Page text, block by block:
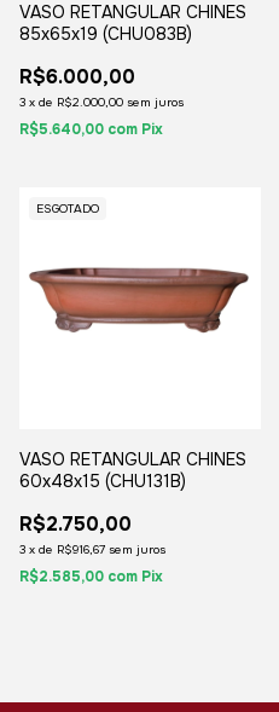
VASO RETANGULAR CHINES
85x65x19 (CHU083B)
R$6.000,00
3 x de R$2.000,00 sem juros
R$5.640,00 com Pix
ESGOTADO
VASO RETANGULAR CHINES
60x48x15 (CHU131B)
R$2.750,00
3 x de R$916,67 sem juros
R$2.585,00 com Pix